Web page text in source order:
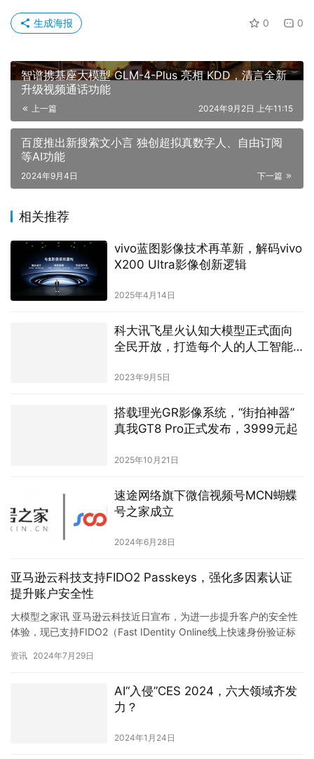
0 0
生成海报
智谱携基座大模型 GLM-4-Plus 亮相 KDD，清言全新
升级视频通话功能
上一篇 2024年9月2日 上午11:15
百度推出新搜索文小言 独创超拟真数字人、自由订阅
等AI功能
下一篇
2024年9月4日
相关推荐
vivo蓝图影像技术再革新，解码vivo
X200 Ultra影像创新逻辑
2025年4月14日
科大讯飞星火认知大模型正式面向
全民开放，打造每个人的人工智能
2023年9月5日
搭载理光GR影像系统，“街拍神器”
真我GT8 Pro正式发布，3999元起
2025年10月21日
速途网络旗下微信视频号MCN蝴蝶
号之家成立
2024年6月28日
亚马逊云科技支持FIDO2 Passkeys，强化多因素认证
提升账户安全性
大模型之家讯 亚马逊云科技近日宣布，为进一步提升客户的安全性
体验，现已支持FIDO2（Fast IDentity Online线上快速身份验证标
资讯 2024年7月29日
AI“入侵”CES 2024，六大领域齐发
力？
2024年1月24日